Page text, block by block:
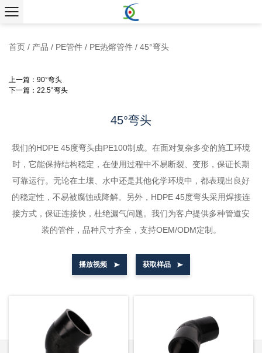
首页 / 产品 / PE管件 / PE热熔管件 / 45°弯头
上一篇：90°弯头
下一篇：22.5°弯头
45°弯头
我们的HDPE 45度弯头由PE100制成。在面对复杂多变的施工环境
时，它能保持结构稳定，在使用过程中不易断裂、变形，保证长期
可靠运行。无论在土壤、水中还是其他化学环境中，都表现出良好
的稳定性，不易被腐蚀或降解。另外，HDPE 45度弯头采用焊接连
接方式，保证连接快，杜绝漏气问题。我们为客户提供多种管道安
装的管件，品种尺寸齐全，支持OEM/ODM定制。
播放视频 获取样品